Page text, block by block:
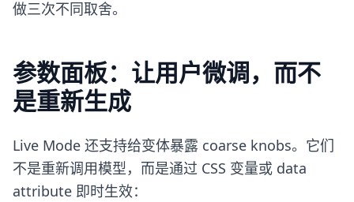
做三次不同取舍。
参数面板：让用户微调，而不
是重新生成
Live Mode 还支持给变体暴露 coarse knobs。它们
不是重新调用模型，而是通过 CSS 变量或 data
attribute 即时生效：